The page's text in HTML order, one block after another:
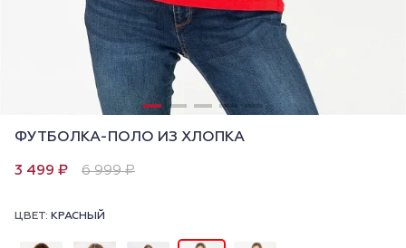
ФУТБОЛКА-ПОЛО ИЗ ХЛОПКА
3 499 ₽ 6 999 ₽
ЦВЕТ: КРАСНЫЙ